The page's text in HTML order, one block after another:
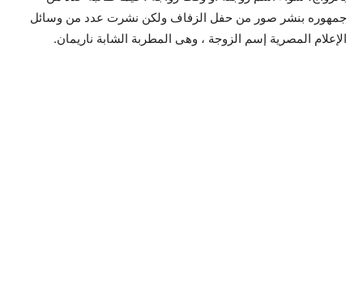
جمهوره بنشر صور من حفل الزفاف ولكن نشرت عدد من وسائل
الإعلام المصرية إسم الزوجة ، وهى المطربة الشابة ناريمان.